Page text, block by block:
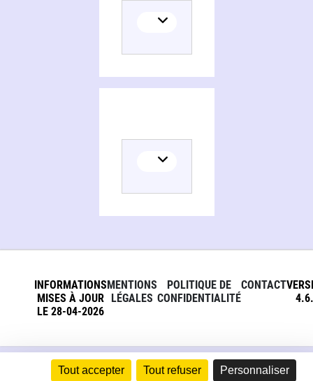
Tout accepter Tout refuser Personnaliser
INFORMATIONS
MISES À JOUR
LE 28-04-2026
MENTIONS
LÉGALES
POLITIQUE DE
CONFIDENTIALITÉ
CONTACT